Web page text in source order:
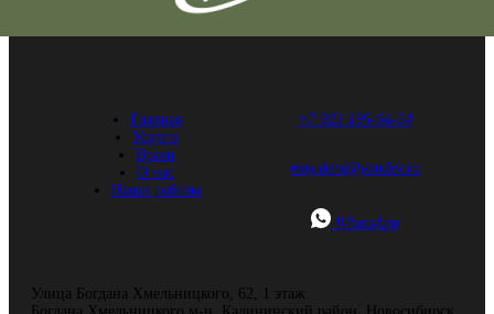
Главная
Услуги
Врачи
О нас
Наши работы
+7 923 195-54-54
may.dent@yandex.ru
WhatsApp
Улица Богдана Хмельницкого, 62, ​1 этаж